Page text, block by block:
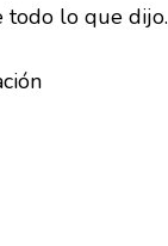
todo lo que dijo.